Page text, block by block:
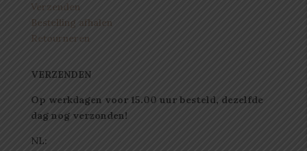
Verzenden
Bestelling afhalen
Retourneren
VERZENDEN
Op werkdagen voor 15.00 uur besteld, dezelfde
dag nog verzonden!
NL: